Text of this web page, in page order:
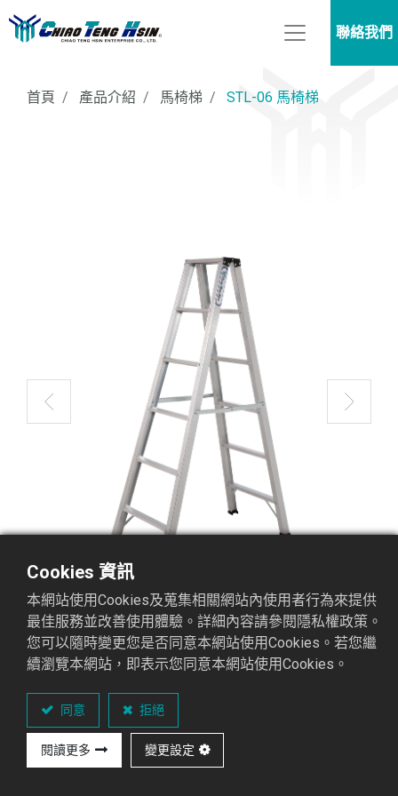
聯絡我們
首頁 產品介紹 馬椅梯 STL-06 馬椅梯
STL-06 馬椅梯
馬椅梯3A系列
重點介紹
Cookies 資訊
本網站使用Cookies及蒐集相關網站內使用者行為來提供
最佳服務並改善使用體驗。詳細內容請參閱隱私權政策。
您可以隨時變更您是否同意本網站使用Cookies。若您繼
續瀏覽本網站，即表示您同意本網站使用Cookies。
同意 拒絕
閱讀更多 變更設定